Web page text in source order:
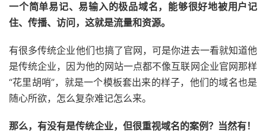
一个简单易记、易输入的极品域名，能够很好地被用户记
住、传播、访问，这就是流量和资源。
有很多传统企业他们也搞了官网，可是你进去一看就知道他
是传统企业，因为他的网站一点都不像互联网企业官网那样
“花里胡哨”，就是一个模板套出来的样子，他们的域名也是
随心所欲，怎么复杂难记怎么来。
那么，有没有是传统企业，但很重视域名的案例？当然有！